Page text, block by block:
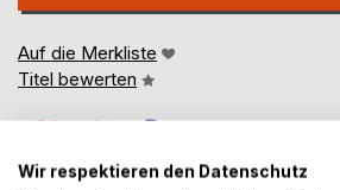
Auf die Merkliste
Titel bewerten
Wir respektieren den Datenschutz